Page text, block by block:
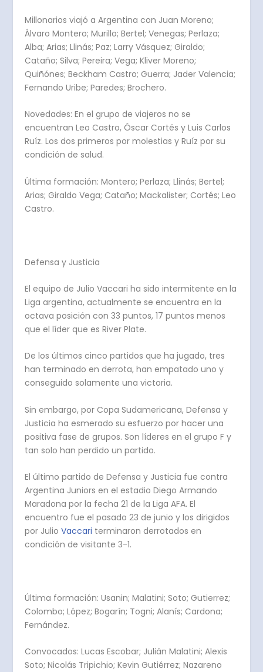
Millonarios viajó a Argentina con Juan Moreno;
Álvaro Montero; Murillo; Bertel; Venegas; Perlaza;
Alba; Arias; Llinás; Paz; Larry Vásquez; Giraldo;
Cataño; Silva; Pereira; Vega; Kliver Moreno;
Quiñónes; Beckham Castro; Guerra; Jader Valencia;
Fernando Uribe; Paredes; Brochero.
Novedades: En el grupo de viajeros no se
encuentran Leo Castro, Óscar Cortés y Luis Carlos
Ruíz. Los dos primeros por molestias y Ruíz por su
condición de salud.
Última formación: Montero; Perlaza; Llinás; Bertel;
Arias; Giraldo Vega; Cataño; Mackalister; Cortés; Leo
Castro.
Defensa y Justicia
El equipo de Julio Vaccari ha sido intermitente en la
Liga argentina, actualmente se encuentra en la
octava posición con 33 puntos, 17 puntos menos
que el líder que es River Plate.
De los últimos cinco partidos que ha jugado, tres
han terminado en derrota, han empatado uno y
conseguido solamente una victoria.
Sin embargo, por Copa Sudamericana, Defensa y
Justicia ha esmerado su esfuerzo por hacer una
positiva fase de grupos. Son líderes en el grupo F y
tan solo han perdido un partido.
El último partido de Defensa y Justicia fue contra
Argentina Juniors en el estadio Diego Armando
Maradona por la fecha 21 de la Liga AFA. El
encuentro fue el pasado 23 de junio y los dirigidos
por JulioVaccari terminaron derrotados en
condición de visitante 3-1.
Última formación: Usanin; Malatini; Soto; Gutierrez;
Colombo; López; Bogarín; Togni; Alanís; Cardona;
Fernández.
Convocados: Lucas Escobar; Julián Malatini; Alexis
Soto; Nicolás Tripichio; Kevin Gutiérrez; Nazareno